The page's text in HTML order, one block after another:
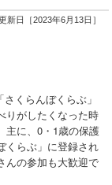
新日［2023年6月13日］
くらんぼくらぶ」
りがしたくなった時
主に、0・1歳の保護
くらぶ」に登録され
んの参加も大歓迎で